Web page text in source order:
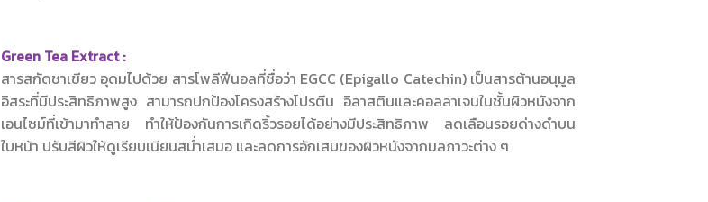
Green Tea Extract :
สารสกัดชาเขียว อุดมไปด้วย สารโพลีฟีนอลที่ชื่อว่า EGCC (Epigallo Catechin) เป็นสารต้านอนุมูล
อิสระที่มีประสิทธิภาพสูง สามารถปกป้องโครงสร้างโปรตีน อิลาสตินและคอลลาเจนในชั้นผิวหนังจาก
เอนไซม์ที่เข้ามาทำลาย ทำให้ป้องกันการเกิดริ้วรอยได้อย่างมีประสิทธิภาพ ลดเลือนรอยด่างดำบน
ใบหน้า ปรับสีผิวให้ดูเรียบเนียนสม่ำเสมอ และลดการอักเสบของผิวหนังจากมลภาวะต่าง ๆ